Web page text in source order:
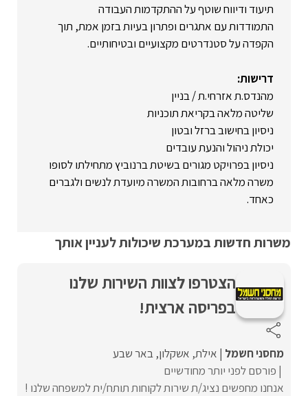
תיעוד ודיווח שוטף על ההתקדמות העבודה
התמודדות עם אתגרים ופתרון בעיות בזמן אמת, תוך
הקפדה על סטנדרטים מקצועיים ובטיחותיים.
דרישות:
מהנדס.ת אזרחי.ת / בניין
שליטה מלאה בקריאת תוכניות
ניסיון בחישוב ברזל ובטון
יכולת ניהול והנעת עובדים
ניסיון בפרויקט מגורים בשיטת ברנוביץ מתחילתו לסופו
משרה מלאה ברחובות המשרה מיועדת לנשים ולגברים
כאחד.
משרות חדשות במערכת שיכולות לעניין אותך
הצטרפו לצוות השירות שלנו
בפריסה ארצית!
מחסני חשמל אילת אשקלון באר שבע
פורסם לפני יותר מחודשיים
אנחנו מחפשים נציג/ת שירות לקוחות תותח/ית למשפחה שלנו !